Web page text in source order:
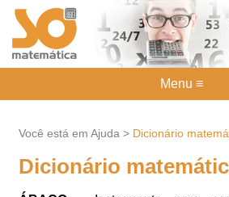
Você está em Ajuda > Dicionário
Dicionário